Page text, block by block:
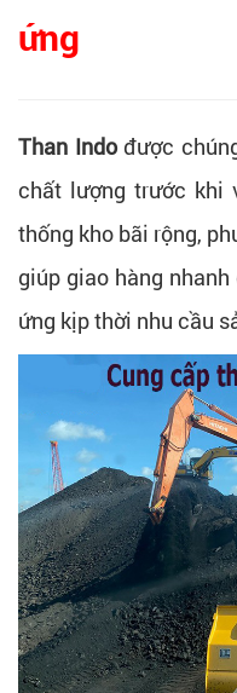
ứng
Than Indođược
chất lượng trước khi
thống kho bãi rộng,
giúp giao hàng
ứng kịp thời nhu cầu